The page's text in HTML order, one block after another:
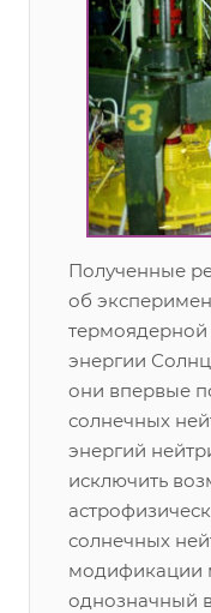
Полученные
об
энергии
они впервые
солнечных
энергий
исключить
солнечных
модификации
однозначный